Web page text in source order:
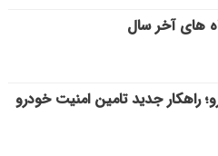
های آخر سال
جدید تامین امنیت خودرو